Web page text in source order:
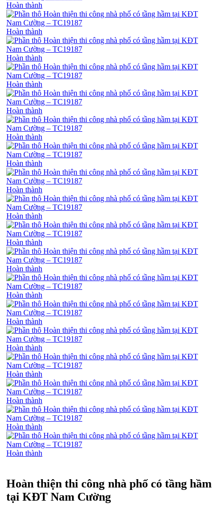
Hoàn thành
Hoàn thành
Hoàn thành
Hoàn thành
Hoàn thành
Hoàn thành
Hoàn thành
Hoàn thành
Hoàn thành
Hoàn thành
Hoàn thành
Hoàn thành
Hoàn thành
Hoàn thành
Hoàn thành
Hoàn thành
Hoàn thành
Hoàn thành
Hoàn thiện thi công nhà phố có tầng hầm
tại KĐT Nam Cường